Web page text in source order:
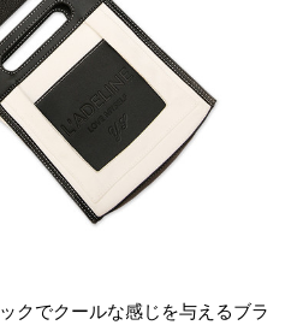
クでクールな感じを与えるブラ